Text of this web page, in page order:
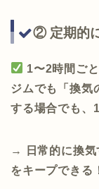
② 定期的
1〜2時間ご
ジムでも「換気
する場合でも、
→
日常的に換
をキープできる